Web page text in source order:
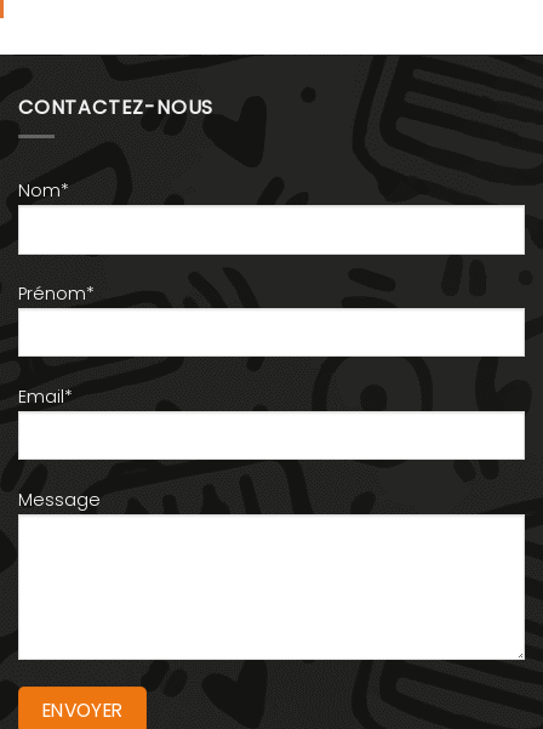
CONTACTEZ-NOUS
Nom*
Prénom*
Email*
Message